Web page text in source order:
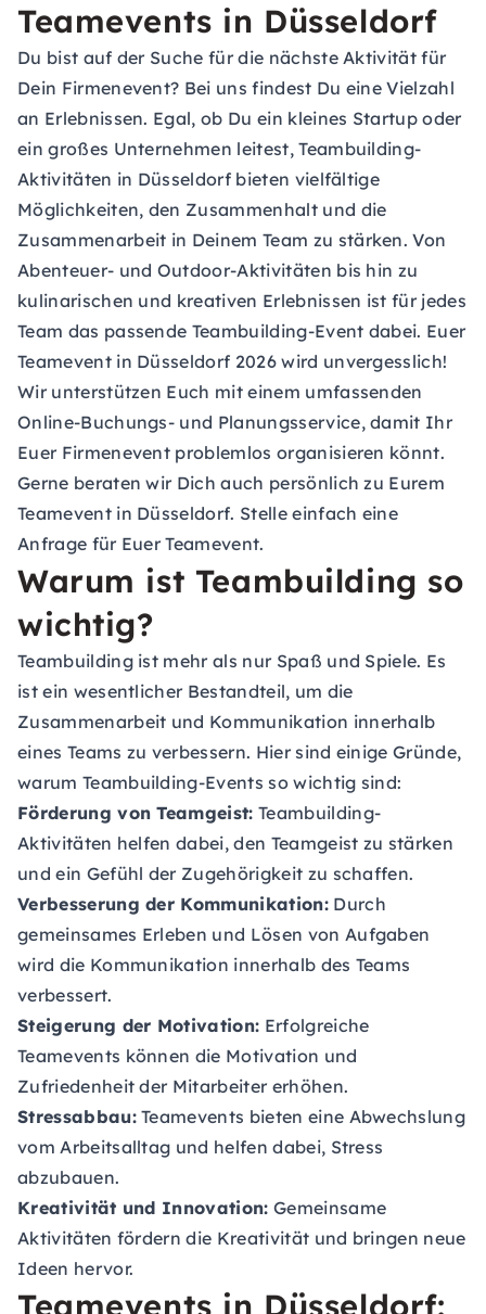
Teamevents in Düsseldorf
Du bist auf der Suche für die nächste Aktivität für
Dein Firmenevent? Bei uns findest Du eine Vielzahl
an Erlebnissen. Egal, ob Du ein kleines Startup oder
ein großes Unternehmen leitest, Teambuilding-
Aktivitäten in Düsseldorf bieten vielfältige
Möglichkeiten, den Zusammenhalt und die
Zusammenarbeit in Deinem Team zu stärken. Von
Abenteuer- und Outdoor-Aktivitäten bis hin zu
kulinarischen und kreativen Erlebnissen ist für jedes
Team das passende Teambuilding-Event dabei. Euer
Teamevent in Düsseldorf 2026 wird unvergesslich!
Wir unterstützen Euch mit einem umfassenden
Online-Buchungs- und Planungsservice, damit Ihr
Euer Firmenevent problemlos organisieren könnt.
Gerne beraten wir Dich auch persönlich zu Eurem
Teamevent in Düsseldorf. Stelle einfach eine
Anfrage für Euer Teamevent.
Warum ist Teambuilding so
wichtig?
Teambuilding ist mehr als nur Spaß und Spiele. Es
ist ein wesentlicher Bestandteil, um die
Zusammenarbeit und Kommunikation innerhalb
eines Teams zu verbessern. Hier sind einige Gründe,
warum Teambuilding-Events so wichtig sind:
Förderung von Teamgeist: Teambuilding-
Aktivitäten helfen dabei, den Teamgeist zu stärken
und ein Gefühl der Zugehörigkeit zu schaffen.
Verbesserung der Kommunikation:Durch
gemeinsames Erleben und Lösen von Aufgaben
wird die Kommunikation innerhalb des Teams
verbessert.
Steigerung der Motivation: Erfolgreiche
Teamevents können die Motivation und
Zufriedenheit der Mitarbeiter erhöhen.
Stressabbau:Teamevents bieten eine Abwechslung
vom Arbeitsalltag und helfen dabei, Stress
abzubauen.
Kreativität und Innovation: Gemeinsame
Aktivitäten fördern die Kreativität und bringen neue
Ideen hervor.
Teamevents in Düsseldorf: